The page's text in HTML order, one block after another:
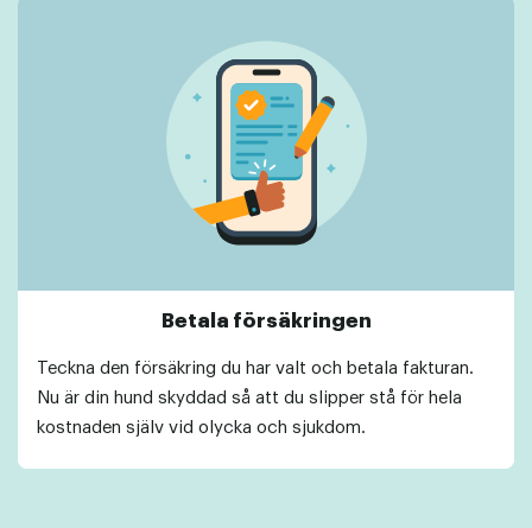
Betala försäkringen
Teckna den försäkring du har valt och betala fakturan.
Nu är din hund skyddad så att du slipper stå för hela
kostnaden själv vid olycka och sjukdom.